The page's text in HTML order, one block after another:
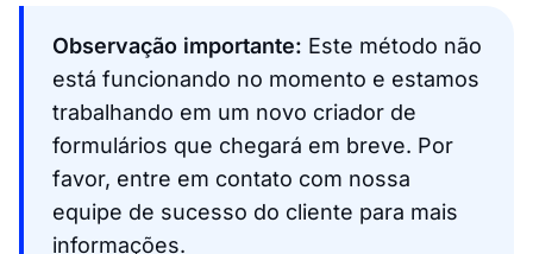
Observação importante: Este método não
está funcionando no momento e estamos
trabalhando em um novo criador de
formulários que chegará em breve. Por
favor, entre em contato com nossa
equipe de sucesso do cliente para mais
informações.